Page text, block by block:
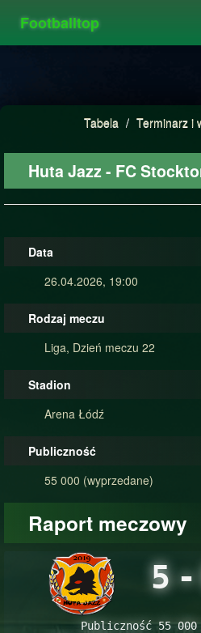
Footballtop
Tabela / Terminarz i
Huta Jazz - FC
Data
26.04.2026, 19:00
Rodzaj meczu
Liga, Dzień meczu 22
Stadion
Arena Łódź
Publiczność
55 000 (wyprzedane)
Raport meczowy
5 -
Publiczność 55 000